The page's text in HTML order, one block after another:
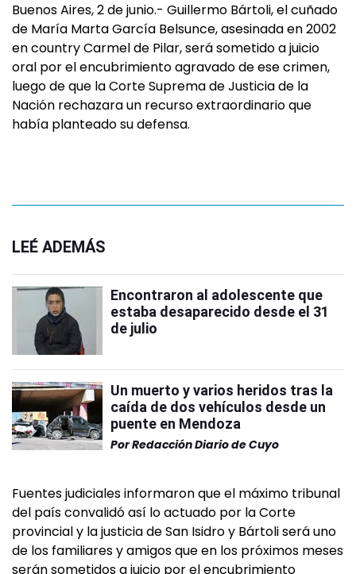
Buenos Aires, 2 de junio.- Guillermo Bártoli, el cuñado
de María Marta García Belsunce, asesinada en 2002
en country Carmel de Pilar, será sometido a juicio
oral por el encubrimiento agravado de ese crimen,
luego de que la Corte Suprema de Justicia de la
Nación rechazara un recurso extraordinario que
había planteado su defensa.
LEÉ ADEMÁS
Encontraron al adolescente que
estaba desaparecido desde el 31
de julio
Un muerto y varios heridos tras la
caída de dos vehículos desde un
puente en Mendoza
PorRedacción Diario de Cuyo
Fuentes judiciales informaron que el máximo tribunal
del país convalidó así lo actuado por la Corte
provincial y la justicia de San Isidro y Bártoli será uno
de los familiares y amigos que en los próximos meses
serán sometidos a juicio por el encubrimiento